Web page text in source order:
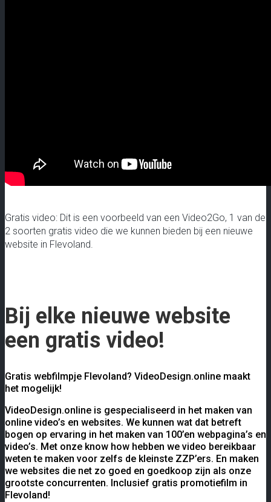
Gratis video: Dit is een voorbeeld van een Video2Go, 1 van de
2 soorten gratis video die we kunnen bieden bij een nieuwe
website in Flevoland.
Bij elke nieuwe website
een gratis video!
Gratis webfilmpje Flevoland? VideoDesign.online maakt
het mogelijk!
VideoDesign.online is gespecialiseerd in het maken van
online video’s en websites. We kunnen wat dat betreft
bogen op ervaring in het maken van 100’en webpagina’s en
video’s. Met onze know how hebben we video bereikbaar
weten te maken voor zelfs de kleinste ZZP’ers. En maken
we websites die net zo goed en goedkoop zijn als onze
grootste concurrenten. Inclusief gratis promotiefilm in
Flevoland!